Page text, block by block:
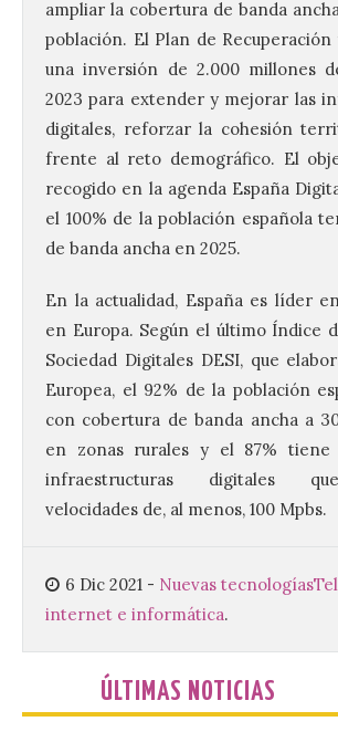
ampliar la cobertura de banda
población. El Plan de
una inversión de 2.000 millones
2023 para extender y mejorar las
digitales, reforzar la cohesión
frente al reto demográfico. El
recogido en la agenda España
el 100% de la población española
de banda ancha en 2025.
En la actualidad, España es líder
en Europa. Según el último Índice
Sociedad Digitales DESI, que
Europea, el 92% de la población
con cobertura de banda ancha a
en zonas rurales y el 87% tiene
infraestructuras digitales
velocidades de, al menos, 100 Mpbs.
6 Dic 2021 - Nuevas tecnologías
internet e informática.
ÚLTIMAS NOTICIAS
Despega el primer avión
de Iberia con wifi de alta
Starlink
6 Ago 2026
Iberia se convierte en la
primera aerolínea
bordo de Starlink, la
constelación de satélites
más avanzada del mundo, desarrollada
por SpaceX. La incorporación de esta
contratación temporal de
jóvenes desempleados
para la realización de